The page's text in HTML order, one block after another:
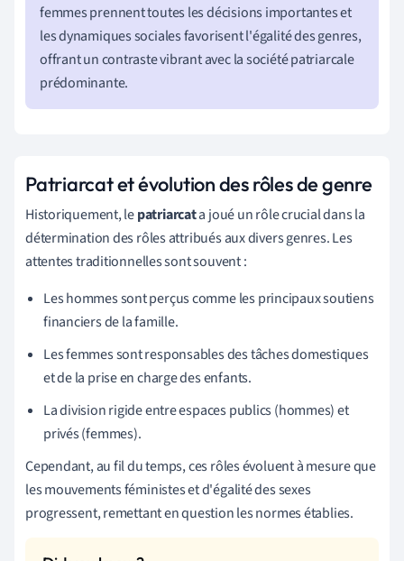
femmes prennent toutes les décisions importantes et
les dynamiques sociales favorisent l'égalité des genres,
offrant un contraste vibrant avec la société patriarcale
prédominante.
Patriarcat et évolution des rôles de genre
Historiquement, lepatriarcata joué un rôle crucial dans la
détermination des rôles attribués aux divers genres. Les
attentes traditionnelles sont souvent :
Les hommes sont perçus comme les principaux soutiens
financiers de la famille.
Les femmes sont responsables des tâches domestiques
et de la prise en charge des enfants.
La division rigide entre espaces publics (hommes) et
privés (femmes).
Cependant, au fil du temps, ces rôles évoluent à mesure que
les mouvements féministes et d'égalité des sexes
progressent, remettant en question les normes établies.